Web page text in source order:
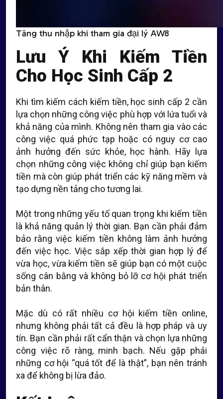
Tăng thu nhập khi tham gia đại lý AW8
Lưu Ý Khi Kiếm Tiền
Cho Học Sinh Cấp 2
Khi tìm kiếm cách kiếm tiền, học sinh cấp 2 cần
lựa chọn những công việc phù hợp với lứa tuổi và
khả năng của mình. Không nên tham gia vào các
công việc quá phức tạp hoặc có nguy cơ cao
ảnh hưởng đến sức khỏe, học hành. Hãy lựa
chọn những công việc không chỉ giúp bạn kiếm
tiền mà còn giúp phát triển các kỹ năng mềm và
tạo dựng nền tảng cho tương lai.
Một trong những yếu tố quan trọng khi kiếm tiền
là khả năng quản lý thời gian. Bạn cần phải đảm
bảo rằng việc kiếm tiền không làm ảnh hưởng
đến việc học. Việc sắp xếp thời gian hợp lý để
vừa học, vừa kiếm tiền sẽ giúp bạn có một cuộc
sống cân bằng và không bỏ lỡ cơ hội phát triển
bản thân.
Mặc dù có rất nhiều cơ hội kiếm tiền online,
nhưng không phải tất cả đều là hợp pháp và uy
tín. Bạn cần phải rất cẩn thận và chọn lựa những
công việc rõ ràng, minh bạch. Nếu gặp phải
những cơ hội “quá tốt để là thật”, bạn nên tránh
xa để không bị lừa đảo.